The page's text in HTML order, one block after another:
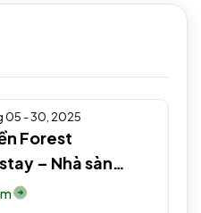
05 - 30, 2025
Forest
– Nhà sàn
người Tày